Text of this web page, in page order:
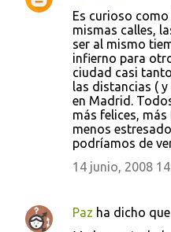
Es curioso
mismas calles,
ser al mismo
infierno para
ciudad casi
las distancias (
en Madrid.
más felices,
menos
podríamos de
14 junio, 2008
Paz ha dicho